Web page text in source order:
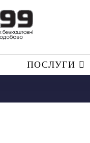
ПОСЛУГИ